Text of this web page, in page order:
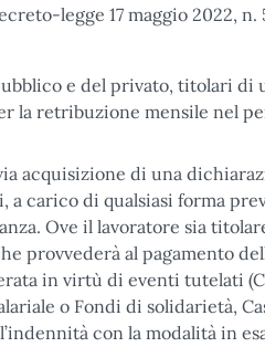
legge 17 maggio 2022, n.
e del privato, titolari di
la retribuzione mensile nel
acquisizione di una
carico di qualsiasi forma
Ove il lavoratore sia
provvederà al pagamento
in virtù di eventi tutelati
o Fondi di solidarietà,
con la modalità in